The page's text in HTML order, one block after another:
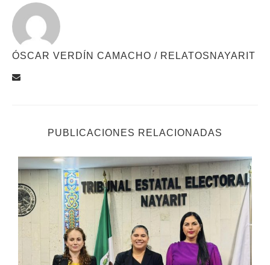
ÓSCAR VERDÍN CAMACHO / RELATOSNAYARIT
PUBLICACIONES RELACIONADAS